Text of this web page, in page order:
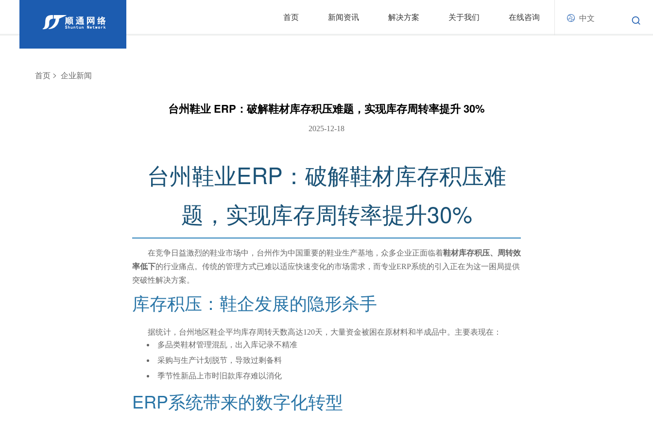
首页 新闻资讯 解决方案 关于我们 在线咨询 中文
首页 > 企业新闻
台州鞋业 ERP：破解鞋材库存积压难题，实现库存周转率提升 30%
2025-12-18
台州鞋业ERP：破解鞋材库存积压难
题，实现库存周转率提升30%
在竞争日益激烈的鞋业市场中，台州作为中国重要的鞋业生产基地，众多企业正面临着鞋材库存积压、周转效
率低下的行业痛点。传统的管理方式已难以适应快速变化的市场需求，而专业ERP系统的引入正在为这一困局提供
突破性解决方案。
库存积压：鞋企发展的隐形杀手
据统计，台州地区鞋企平均库存周转天数高达120天，大量资金被困在原材料和半成品中。主要表现在：
多品类鞋材管理混乱，出入库记录不精准
采购与生产计划脱节，导致过剩备料
季节性新品上市时旧款库存难以消化
ERP系统带来的数字化转型